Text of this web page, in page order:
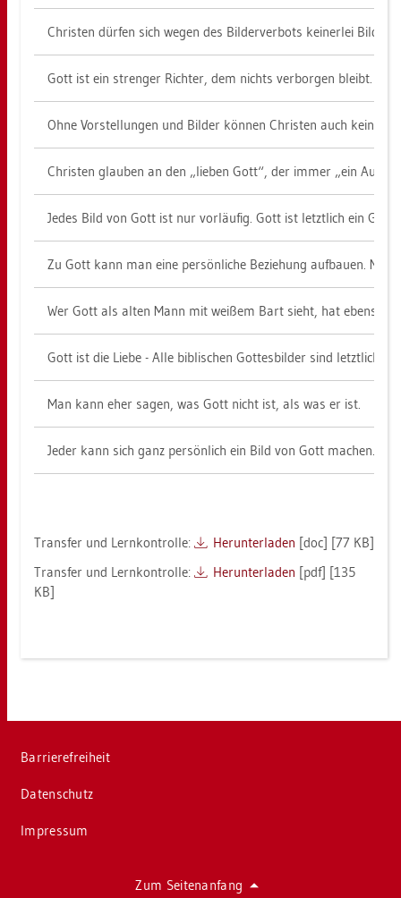
Chris­ten dür­fen sich wegen des Bil­der­ver­bots kei­ner­lei Bil­der
Gott ist ein stren­ger Rich­ter, dem nichts ver­bor­gen bleibt.
Ohne Vor­stel­lun­gen und Bil­der kön­nen Chris­ten auch keine
Chris­ten glau­ben an den „lie­ben Gott“, der immer „ein Auge
Jedes Bild von Gott ist nur vor­läu­fig. Gott ist letzt­lich ein
Zu Gott kann man eine per­sön­li­che Be­zie­hung auf­bau­en. Man
Wer Gott als alten Mann mit wei­ßem Bart sieht, hat eben­so
Gott ist die Liebe - Alle bi­bli­schen Got­tes­bil­der sind letzt­lich in
Man kann eher sagen, was Gott nicht ist, als was er ist.
Jeder kann sich ganz per­sön­lich ein Bild von Gott ma­chen.
Trans­fer und Lern­kon­trol­le: Her­un­ter­la­den [doc] [77 KB]
Trans­fer und Lern­kon­trol­le:
Her­un­ter­la­den [pdf] [135
KB]
Bar­rie­re­frei­heit
Da­ten­schutz
Im­pres­sum
Zum Sei­ten­an­fang